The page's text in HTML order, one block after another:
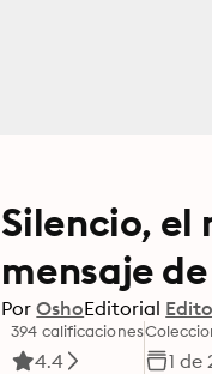
Silencio, el
mensaje
Por OshoEditorial
394 calificaciones
4.4 1 de